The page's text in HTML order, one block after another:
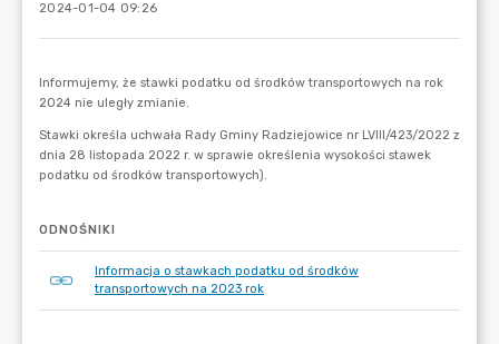
2024-01-04 09:26
ODNOŚNIKI
Informacja o stawkach podatku od środków
transportowych na 2023 rok